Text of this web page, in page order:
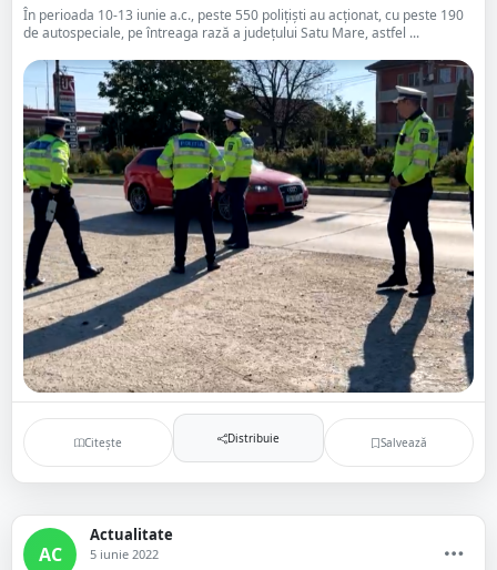
În perioada 10-13 iunie a.c., peste 550 polițiști au acționat, cu peste 190
de autospeciale, pe întreaga rază a județului Satu Mare, astfel ...
Citește Distribuie Salvează
AC
Actualitate
5 iunie 2022